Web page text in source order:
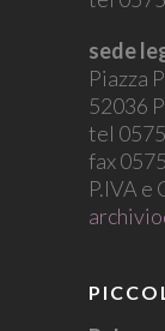
sede
Piazza
52036
tel
fax
P.IVA e